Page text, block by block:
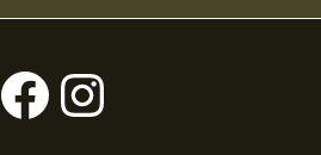
Facebook
Instagram